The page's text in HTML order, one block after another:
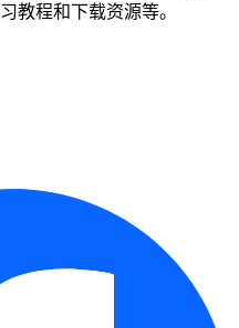
教程和下载资源等。